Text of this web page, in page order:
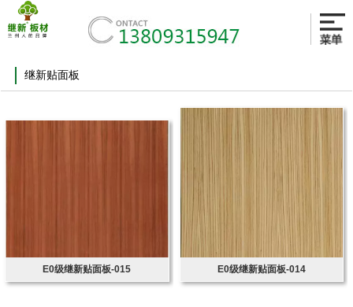
继新贴面板
E0级继新贴面板-015 E0级继新贴面板-014